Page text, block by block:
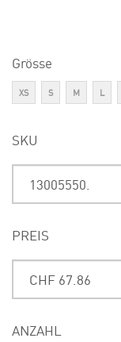
Grösse
XS S M L
SKU
PREIS
ANZAHL